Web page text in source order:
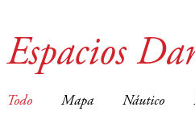
Espacios
Todo Mapa Náutico